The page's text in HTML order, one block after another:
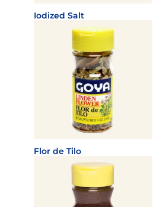
Iodized Salt
Flor de Tilo